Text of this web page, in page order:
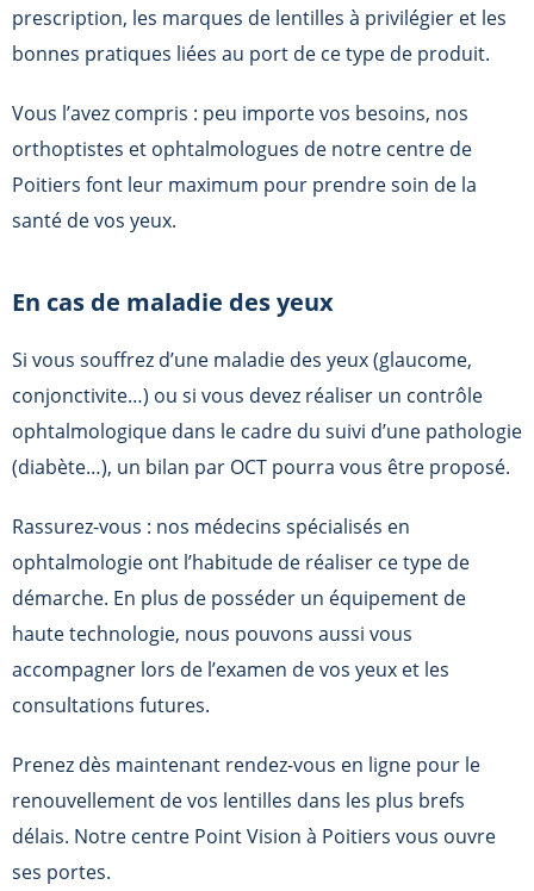
prescription, les marques de lentilles à privilégier et les
bonnes pratiques liées au port de ce type de produit.
Vous l’avez compris : peu importe vos besoins, nos
orthoptistes et ophtalmologues de notre centre de
Poitiers font leur maximum pour prendre soin de la
santé de vos yeux.
En cas de maladie des yeux
Si vous souffrez d’une maladie des yeux (glaucome,
conjonctivite…) ou si vous devez réaliser un contrôle
ophtalmologique dans le cadre du suivi d’une pathologie
(diabète…), un bilan par OCT pourra vous être proposé.
Rassurez-vous : nos médecins spécialisés en
ophtalmologie ont l’habitude de réaliser ce type de
démarche. En plus de posséder un équipement de
haute technologie, nous pouvons aussi vous
accompagner lors de l’examen de vos yeux et les
consultations futures.
Prenez dès maintenant rendez-vous en ligne pour le
renouvellement de vos lentilles dans les plus brefs
délais. Notre centre Point Vision à Poitiers vous ouvre
ses portes.